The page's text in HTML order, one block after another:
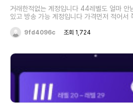
거래한적없는 계정입니다 44레벨도 얼마
있고 방송 가능 계정입니다 가격먼저 적어서
9fd4096c 조회 1,724